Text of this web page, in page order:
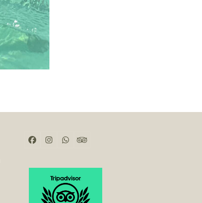
Facebook
Instagram
WhatsappTripadvisor